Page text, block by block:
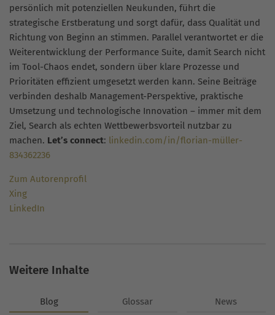
persönlich mit potenziellen Neukunden, führt die
strategische Erstberatung und sorgt dafür, dass Qualität und
Richtung von Beginn an stimmen. Parallel verantwortet er die
Weiterentwicklung der Performance Suite, damit Search nicht
im Tool-Chaos endet, sondern über klare Prozesse und
Prioritäten effizient umgesetzt werden kann. Seine Beiträge
verbinden deshalb Management-Perspektive, praktische
Umsetzung und technologische Innovation – immer mit dem
Ziel, Search als echten Wettbewerbsvorteil nutzbar zu
machen. Let’s connect: linkedin.com/in/florian-müller-
834362236
Zum Autorenprofil
Xing
LinkedIn
Weitere Inhalte
Blog Glossar News